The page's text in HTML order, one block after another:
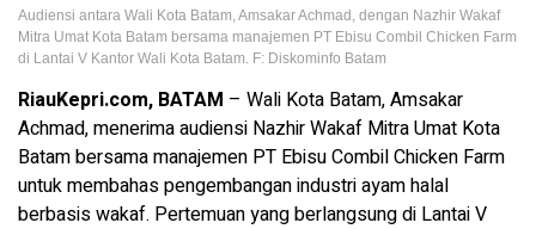
Audiensi antara Wali Kota Batam, Amsakar Achmad, dengan Nazhir Wakaf
Mitra Umat Kota Batam bersama manajemen PT Ebisu Combil Chicken Farm
di Lantai V Kantor Wali Kota Batam. F: Diskominfo Batam
RiauKepri.com, BATAM – Wali Kota Batam, Amsakar
Achmad, menerima audiensi Nazhir Wakaf Mitra Umat Kota
Batam bersama manajemen PT Ebisu Combil Chicken Farm
untuk membahas pengembangan industri ayam halal
berbasis wakaf. Pertemuan yang berlangsung di Lantai V